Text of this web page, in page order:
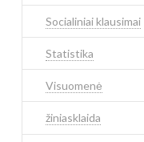
Socialiniai klausimai
Statistika
Visuomenė
žiniasklaida